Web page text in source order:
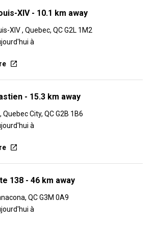
XIV - 10.1 km away
XIV , Quebec, QC G2L 1M2
à
- 15.3 km away
City, QC G2B 1B6
à
138 - 46 km away
QC G3M 0A9
à